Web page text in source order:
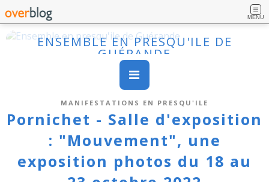
MENU
ENSEMBLE EN PRESQU'ILE DE
GUÉRANDE
MANIFESTATIONS EN PRESQU'ILE
Pornichet - Salle d'exposition
: "Mouvement", une
exposition photos du 18 au